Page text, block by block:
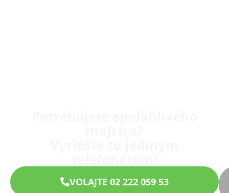
VOLAJTE 02 222 059 53